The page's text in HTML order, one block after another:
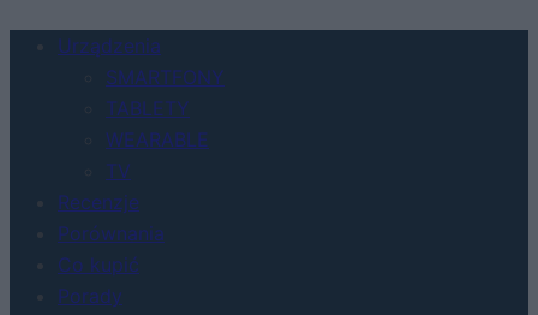
Urządzenia
SMARTFONY
TABLETY
WEARABLE
TV
Recenzje
Porównania
Co kupić
Porady